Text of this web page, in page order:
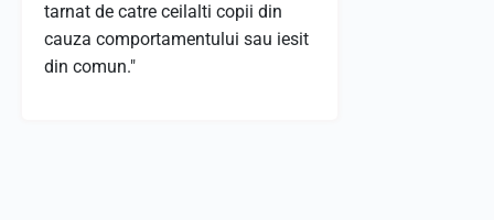
tarnat de catre ceilalti copii din
cauza comportamentului sau iesit
din comun."